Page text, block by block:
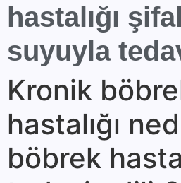
hastalığı
suyuyla
Kronik
hastalığı
böbrek